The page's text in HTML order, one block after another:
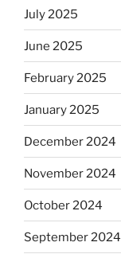
July 2025
June 2025
February 2025
January 2025
December 2024
November 2024
October 2024
September 2024